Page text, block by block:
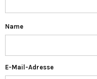
Name
E-Mail-Adresse